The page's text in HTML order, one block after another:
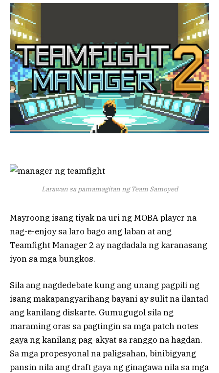
Larawan sa pamamagitan ng Team Samoyed
Mayroong isang tiyak na uri ng MOBA player na
nag-e-enjoy sa laro bago ang laban at ang
Teamfight Manager 2 ay nagdadala ng karanasang
iyon sa mga bungkos.
Sila ang nagdedebate kung ang unang pagpili ng
isang makapangyarihang bayani ay sulit na ilantad
ang kanilang diskarte. Gumugugol sila ng
maraming oras sa pagtingin sa mga patch notes
gaya ng kanilang pag-akyat sa ranggo na hagdan.
Sa mga propesyonal na paligsahan, binibigyang
pansin nila ang draft gaya ng ginagawa nila sa mga